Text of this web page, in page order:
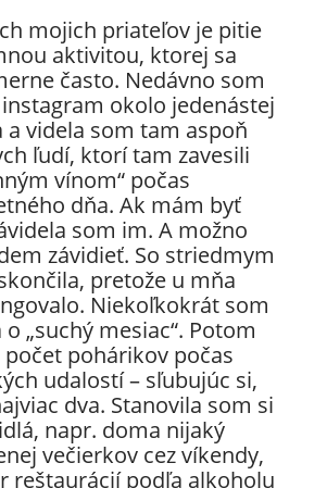
mojich priateľov je pitie
aktivitou, ktorej sa
často. Nedávno som
okolo jedenástej
videla som tam aspoň
ľudí, ktorí tam zavesili
vínom“ počas
dňa. Ak mám byť
som im. A možno
závidieť. So striedmym
pretože u mňa
Niekoľkokrát som
„suchý mesiac“. Potom
pohárikov počas
udalostí – sľubujúc si,
dva. Stanovila som si
napr. doma nijaký
večierkov cez víkendy,
reštaurácií podľa alkoholu